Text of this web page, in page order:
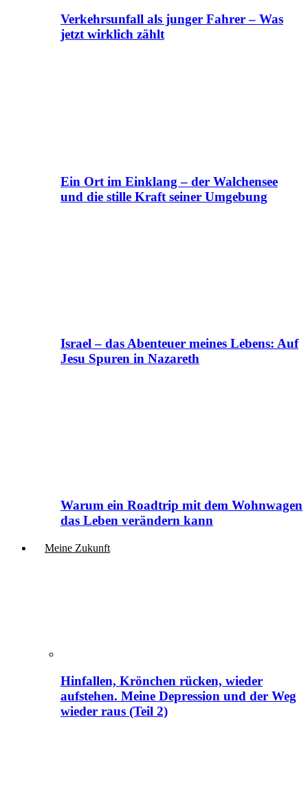
Verkehrsunfall als junger Fahrer – Was
jetzt wirklich zählt
Ein Ort im Einklang – der Walchensee
und die stille Kraft seiner Umgebung
Israel – das Abenteuer meines Lebens: Auf
Jesu Spuren in Nazareth
Warum ein Roadtrip mit dem Wohnwagen
das Leben verändern kann
Meine Zukunft
Hinfallen, Krönchen rücken, wieder
aufstehen. Meine Depression und der Weg
wieder raus (Teil 2)